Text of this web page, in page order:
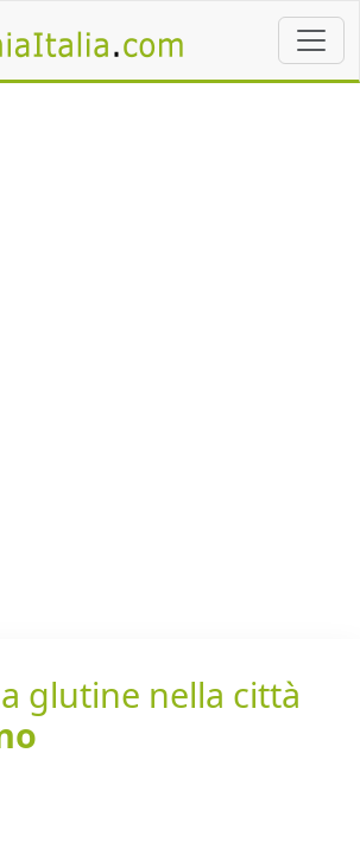
glutine nella città